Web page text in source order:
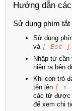
Hướng dẫn
Sử dụng phím tắt
Sử dụng
và [ Esc ]
Nhập từ
hiện ra bên
Khi con trỏ
tên lên [ ↑
các từ được
để xem chi